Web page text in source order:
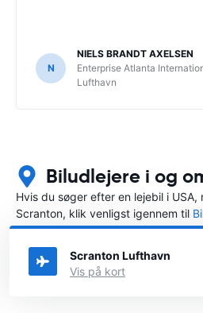
N
NIELS BRANDT AXELSEN
Enterprise Atlanta
Lufthavn
Biludlejere i og
Hvis du søger efter en lejebil i
Scranton, klik venligst igennem til
du kan vælge, i hvilken by i USA du
Scranton Lufthavn
Vis på kort